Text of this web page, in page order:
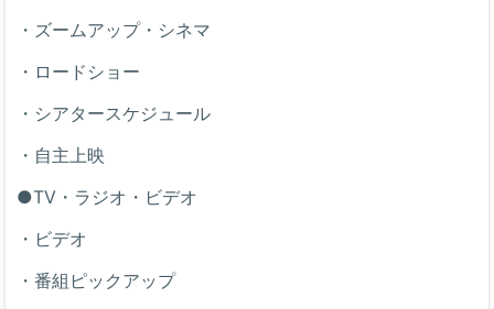
・ズームアップ・シネマ
・ロードショー
・シアタースケジュール
・自主上映
●TV・ラジオ・ビデオ
・ビデオ
・番組ピックアップ